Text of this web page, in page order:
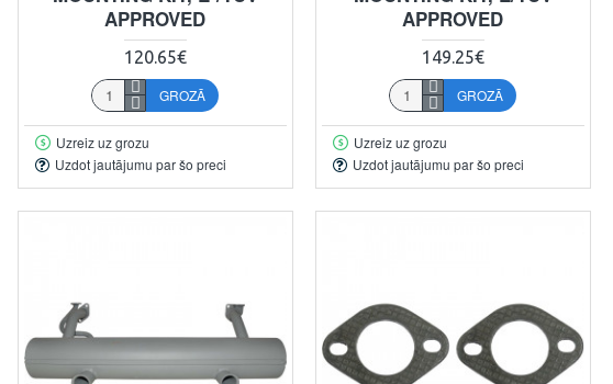
APPROVED
120.65€
GROZĀ
Uzreiz uz grozu
Uzdot jautājumu par šo preci
APPROVED
149.25€
GROZĀ
Uzreiz uz grozu
Uzdot jautājumu par šo preci